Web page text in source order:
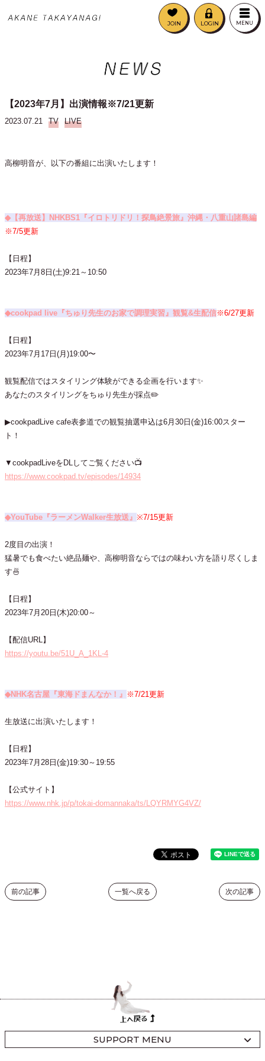
JOIN LOGIN MENU
【2023年7月】出演情報※7/21更新
2023.07.21 TV LIVE
高柳明音が、以下の番組に出演いたします！
◆【再放送】NHKBS1『イロトリドリ！探鳥絶景旅』沖縄・八重山諸島編
※7/5更新
【日程】
2023年7月8日(土)9:21～10:50
◆cookpad live『ちゅり先生のお家で調理実習』観覧&生配信※6/27更新
【日程】
2023年7月17日(月)19:00〜
観覧配信ではスタイリング体験ができる企画を行います✨
あなたのスタイリングをちゅり先生が採点✏️
▶cookpadLive cafe表参道での観覧抽選申込は6月30日(金)16:00スター
ト！
▼cookpadLiveをDLしてご覧ください📺
https://www.cookpad.tv/episodes/14934
◆YouTube『ラーメンWalker生放送』 ※7/15更新
2度目の出演！
猛暑でも食べたい絶品麺や、高柳明音ならではの味わい方を語り尽くしま
す🍜
【日程】
2023年7月20日(木)20:00～
【配信URL】
https://youtu.be/51U_A_1KL-4
◆NHK名古屋『東海ドまんなか！』 ※7/21更新
生放送に出演いたします！
【日程】
2023年7月28日(金)19:30～19:55
【公式サイト】
https://www.nhk.jp/p/tokai-domannaka/ts/LQYRMYG4VZ/
次の記事
一覧へ戻る
前の記事
SUPPORT MENU